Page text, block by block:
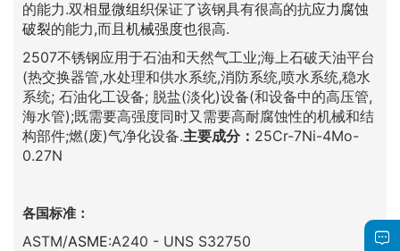
的能力.双相显微组织保证了该钢具有很高的抗应力腐蚀
破裂的能力,而且 机械强度也很高.
2507不锈钢应用于石油和天然气工业;海上石破天油平台
(热交换器管,水处理和供水系统,消防系统,喷水系统,稳水
系统; 石油化工设备; 脱盐(淡化)设备(和设备中的高压管,
海水管);既需要高强度同时又需要高耐腐蚀性的机械和结
构部件;燃(废)气净化设备.主要成分： 25Cr-7Ni-4Mo-
0.27N
各国标准：
ASTM/ASME:A240 - UNS S32750